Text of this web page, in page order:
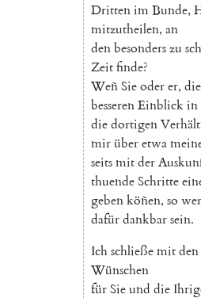
DrittenimBunde,
mitzutheilen, an
denbesonderszu
Zeitfinde?
WeñSieoderer, die
besserenEinblickin
diedortigen
mirüberetwa
seitsmitder
thuendeSchritte
gebenköñen, so
dafürdankbarsein.
Ichschließemitden
Wünschen
fürSieund die